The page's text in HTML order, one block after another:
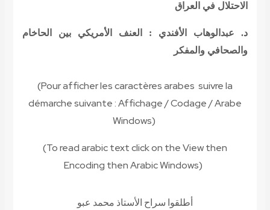
الاحتلال في العراق
د. عبدالوهاب الأفندي : العنف الأمريكي بين الحاخام
والصحافي والمفكر
(Pour afficher les caractères arabes suivre la
démarche suivante :Affichage / Codage / Arabe
Windows(
(To readarabic text click on the View then
Encoding then Arabic Windows(
أطلقوا سراح الأستاذ محمد عبو